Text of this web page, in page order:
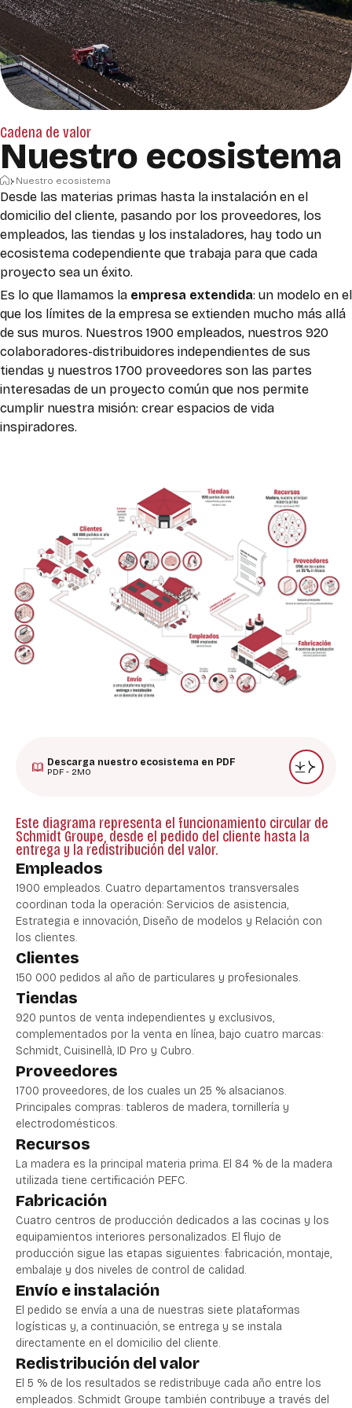
Cadena de valor
Nuestro ecosistema
Inicio
Nuestro ecosistema
Desde las materias primas hasta la instalación en el
domicilio del cliente, pasando por los proveedores, los
empleados, las tiendas y los instaladores, hay todo un
ecosistema codependiente que trabaja para que cada
proyecto sea un éxito.
Es lo que llamamos la empresa extendida: un modelo en el
que los límites de la empresa se extienden mucho más allá
de sus muros. Nuestros 1900 empleados, nuestros 920
colaboradores-distribuidores independientes de sus
tiendas y nuestros 1700 proveedores son las partes
interesadas de un proyecto común que nos permite
cumplir nuestra misión: crear espacios de vida
inspiradores.
Descarga nuestro ecosistema en PDF
PDF - 2MO
Este diagrama representa el funcionamiento circular de
Schmidt Groupe, desde el pedido del cliente hasta la
entrega y la redistribución del valor.
Empleados
1900 empleados. Cuatro departamentos transversales
coordinan toda la operación: Servicios de asistencia,
Estrategia e innovación, Diseño de modelos y Relación con
los clientes.
Clientes
150 000 pedidos al año de particulares y profesionales.
Tiendas
920 puntos de venta independientes y exclusivos,
complementados por la venta en línea, bajo cuatro marcas:
Schmidt, Cuisinellà, ID Pro y Cubro.
Proveedores
1700 proveedores, de los cuales un 25 % alsacianos.
Principales compras: tableros de madera, tornillería y
electrodomésticos.
Recursos
La madera es la principal materia prima. El 84 % de la madera
utilizada tiene certificación PEFC.
Fabricación
Cuatro centros de producción dedicados a las cocinas y los
equipamientos interiores personalizados. El flujo de
producción sigue las etapas siguientes: fabricación, montaje,
embalaje y dos niveles de control de calidad.
Envío e instalación
El pedido se envía a una de nuestras siete plataformas
logísticas y, a continuación, se entrega y se instala
directamente en el domicilio del cliente.
Redistribución del valor
El 5 % de los resultados se redistribuye cada año entre los
empleados. Schmidt Groupe también contribuye a través del